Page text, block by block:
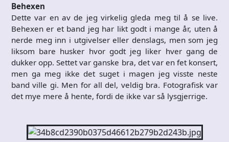
Behexen
Dette var en av de jeg virkelig gleda meg til å se live.
Behexen er et band jeg har likt godt i mange år, uten å
nerde meg inn i utgivelser eller denslags, men som jeg
liksom bare husker hvor godt jeg liker hver gang de
dukker opp. Settet var ganske bra, det var en fet konsert,
men ga meg ikke det suget i magen jeg visste neste
band ville gi. Men for all del, veldig bra. Fotografisk var
det mye mere å hente, fordi de ikke var så lysgjerrige.